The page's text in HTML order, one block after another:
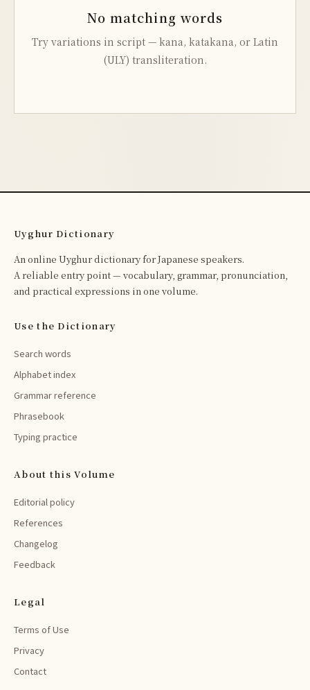
No matching words
Try variations in script — kana, katakana, or Latin
(ULY) transliteration.
Uyghur Dictionary
An online Uyghur dictionary for Japanese speakers.
A reliable entry point — vocabulary, grammar, pronunciation,
and practical expressions in one volume.
Use the Dictionary
Search words
Alphabet index
Grammar reference
Phrasebook
Typing practice
About this Volume
Editorial policy
References
Changelog
Feedback
Legal
Terms of Use
Privacy
Contact